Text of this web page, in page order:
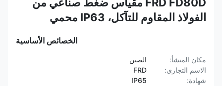
الفولاذ المقاوم للتآكل، IP63 محمي
الخصائص الأساسية
مكان المنشأ:
الصين
الاسم التجاري:
شهادة: